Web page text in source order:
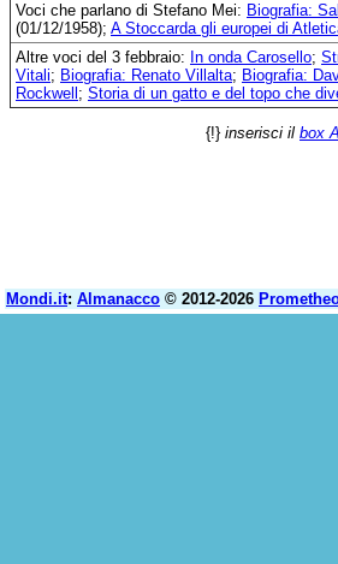
Voci che parlano di Stefano Mei: Biografia:
(01/12/1958); A Stoccarda gli europei di
Altre voci del 3 febbraio: In onda Carosello;
Vitali; Biografia: Renato Villalta; Biografia:
Rockwell ; Storia di un gatto e del topo che
{!} inserisci il box
Mondi.it: Almanacco © 2012-2026